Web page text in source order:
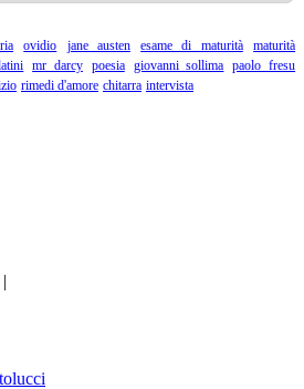
ovidio jane austen esame di maturità
maturità
mr darcy poesia giovanni sollima paolo fresu
rimedi d'amore chitarra intervista
|